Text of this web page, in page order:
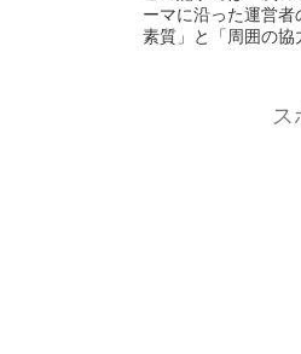
ーマに沿った運営
素質」と「周囲の協
くまとめています
ス